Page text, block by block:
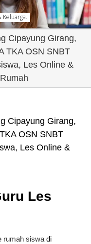
Keluarga.
Cipayung Girang,
TKA OSN SNBT
Les Online &
Cipayung Girang,
OSN SNBT
Les Online &
Les
rumah siswa di